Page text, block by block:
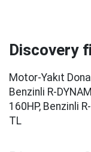
Discovery
Motor-Yakıt
Benzinli R-
160HP, Benzinli
TL